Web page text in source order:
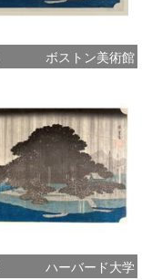
ボストン美術館
ハーバード大学